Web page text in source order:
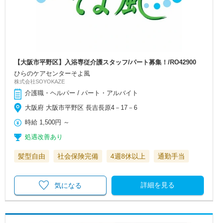
【大阪市平野区】入浴専従介護スタッフ/パート募集！/RO42900
ひらのケアセンターそよ風
株式会社SOYOKAZE
介護職・ヘルパー / パート・アルバイト
大阪府 大阪市平野区 長吉長原4－17－6
時給 1,500円 ～
処遇改善あり
髪型自由 社会保険完備 4週8休以上 通勤手当
詳細を見る
気になる